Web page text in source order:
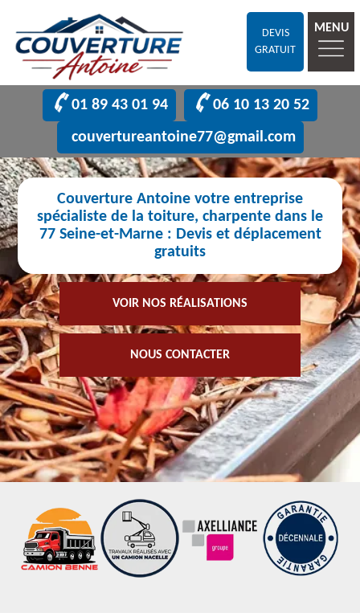
DEVIS
GRATUIT
MENU
01 89 43 01 94
06 10 13 20 52
couvertureantoine77@gmail.com
Couverture Antoine votre entreprise
spécialiste de la toiture, charpente dans le
77 Seine-et-Marne : Devis et déplacement
gratuits
VOIR NOS RÉALISATIONS
NOUS CONTACTER